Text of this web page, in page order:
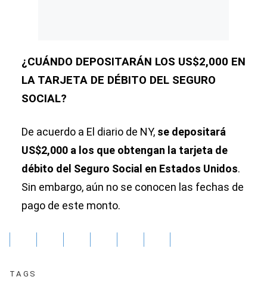
¿CUÁNDO DEPOSITARÁN LOS US$2,000 EN
LA TARJETA DE DÉBITO DEL SEGURO
SOCIAL?
De acuerdo a El diario de NY, se depositará
US$2,000 a los que obtengan la tarjeta de
débito del Seguro Social en Estados Unidos.
Sin embargo, aún no se conocen las fechas de
pago de este monto.
TAGS